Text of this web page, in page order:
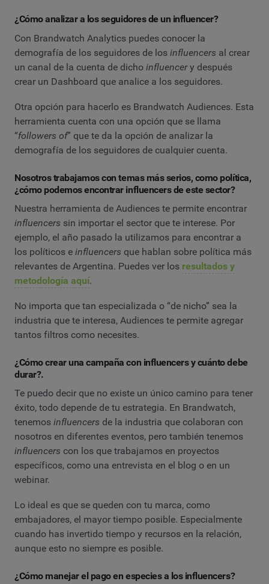
¿Cómo analizar a los seguidores de un influencer?
Con Brandwatch Analytics puedes conocer la
demografía de los seguidores de los influencers al crear
un canal de la cuenta de dicho influencery después
crear un Dashboard que analice a los seguidores.
Otra opción para hacerlo es Brandwatch Audiences. Esta
herramienta cuenta con una opción que se llama
“followers of” que te da la opción de analizar la
demografía de los seguidores de cualquier cuenta.
Nosotros trabajamos con temas más serios, como política,
¿cómo podemos encontrar influencers de este sector?
Nuestra herramienta de Audiences te permite encontrar
influencers sin importar el sector que te interese. Por
ejemplo, el año pasado la utilizamos para encontrar a
los políticos e influencers que hablan sobre política más
relevantes de Argentina. Puedes ver los resultados y
metodología aquí.
No importa que tan especializada o “de nicho” sea la
industria que te interesa, Audiences te permite agregar
tantos filtros como necesites.
¿Cómo crear una campaña con influencers y cuánto debe
durar?.
Te puedo decir que no existe un único camino para tener
éxito, todo depende de tu estrategia. En Brandwatch,
tenemos influencers de la industria que colaboran con
nosotros en diferentes eventos, pero también tenemos
influencers con los que trabajamos en proyectos
específicos, como una entrevista en el blog o en un
webinar.
Lo ideal es que se queden con tu marca, como
embajadores, el mayor tiempo posible. Especialmente
cuando has invertido tiempo y recursos en la relación,
aunque esto no siempre es posible.
¿Cómo manejar el pago en especies a los influencers?